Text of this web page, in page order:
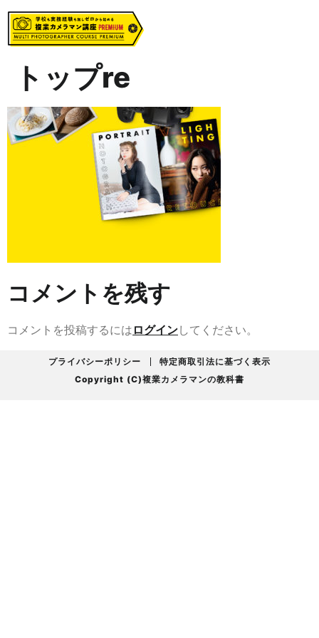
トップre
コメントを残す
コメントを投稿するには ログインしてください。
プライバシーポリシー
特定商取引法に基づく表示
Copyright (C)複業カメラマンの教科書